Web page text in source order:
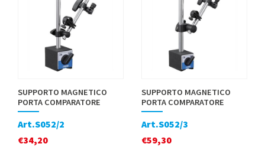
SUPPORTO MAGNETICO
PORTA COMPARATORE
Art.S052/2
€34,20
SUPPORTO MAGNETICO
PORTA COMPARATORE
Art.S052/3
€59,30